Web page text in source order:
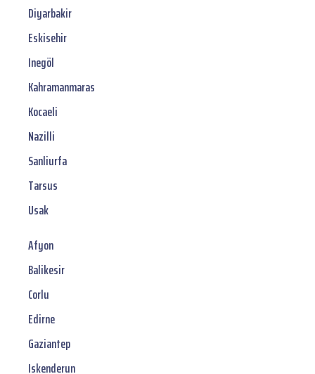
Diyarbakir
Eskisehir
Inegöl
Kahramanmaras
Kocaeli
Nazilli
Sanliurfa
Tarsus
Usak
Afyon
Balikesir
Corlu
Edirne
Gaziantep
Iskenderun